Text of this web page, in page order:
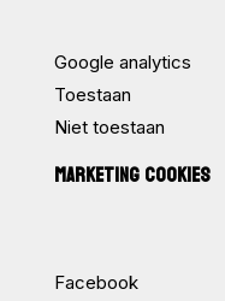
Google analytics
Toestaan
Niet toestaan
MARKETING COOKIES
Facebook